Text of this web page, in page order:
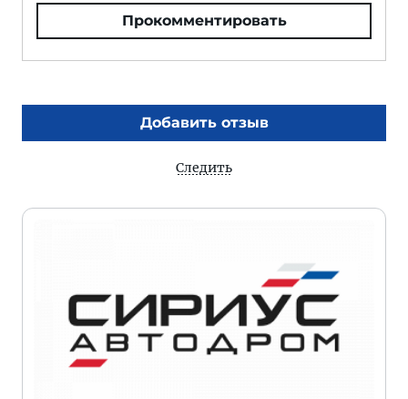
Прокомментировать
Добавить отзыв
Следить